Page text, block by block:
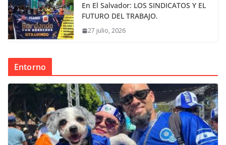
En El Salvador: LOS SINDICATOS Y EL
FUTURO DEL TRABAJO.
27 julio, 2026
Entorno